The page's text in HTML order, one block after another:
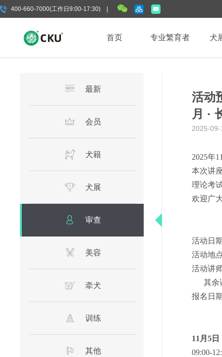
400-660-7000(工作日9:00-17:30) |
首页 专业繁育者 犬
最新
会员
犬籍
犬展
审查
美容
牵犬
训练
其他
活动
月 ·
2025-
2025年
本次讲
理论考
欢迎广
活动日
活动地
活动讲
其余
报名日
11月5日
09:00-